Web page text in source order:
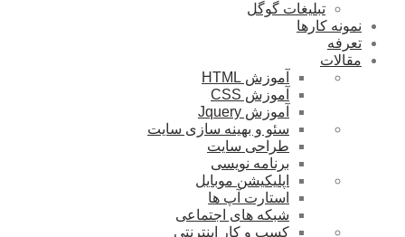
تبلیغات گوگل
نمونه کارها
تعرفه
مقالات
آموزش HTML
آموزش CSS
آموزش Jquery
سئو و بهینه سازی سایت
طراحی سایت
برنامه نویسی
اپلیکیشن موبایل
استارت آپ ها
شبکه های اجتماعی
کسب و کار اینترنتی